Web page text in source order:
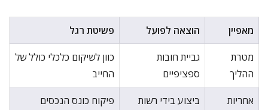
מאפיין הוצאה לפועל פשיטת רגל
מטרת
ההליך
גביית חובות
ספציפיים
כוון לשיקום כלכלי כולל של
החייב
אחריות
ביצוע בידי רשות
פיקוח כונס הנכסים